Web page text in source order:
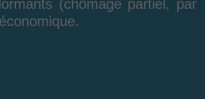
(chômage partiel, par